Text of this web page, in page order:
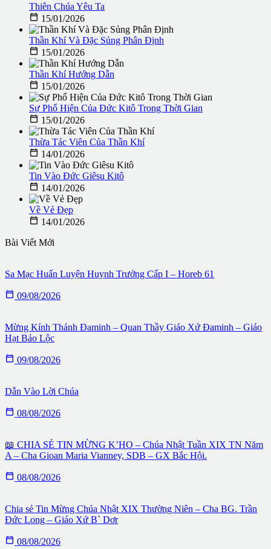
Thiên Chúa Yêu Ta
 15/01/2026
Thần Khí Và Đặc Sủng Phân Định
 15/01/2026
Thần Khí Hướng Dẫn
 15/01/2026
Sự Phổ Hiện Của Đức Kitô Trong Thời Gian
 15/01/2026
Thừa Tác Viên Của Thần Khí
 14/01/2026
Tin Vào Đức Giêsu Kitô
 14/01/2026
Về Vẻ Đẹp
 14/01/2026
Bài Viết Mới
Sa Mạc Huấn Luyện Huynh Trưởng Cấp I – Horeb 61
 09/08/2026
Mừng Kính Thánh Đaminh – Quan Thầy Giáo Xứ Đaminh – Giáo
Hạt Bảo Lộc
 09/08/2026
Dẫn Vào Lời Chúa
 08/08/2026
📖 CHIA SẺ TIN MỪNG K’HO – Chúa Nhật Tuần XIX TN Năm
A – Cha Gioan Maria Vianney, SDB – GX Bắc Hội.
 08/08/2026
Chia sẻ Tin Mừng Chúa Nhật XIX Thường Niên – Cha BG. Trần
Đức Long – Giáo Xứ B` Dơr
 08/08/2026